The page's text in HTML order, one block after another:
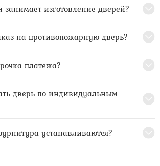
изготовление дверей?
на противопожарную дверь?
платежа?
дверь по индивидуальным
устанавливаются?